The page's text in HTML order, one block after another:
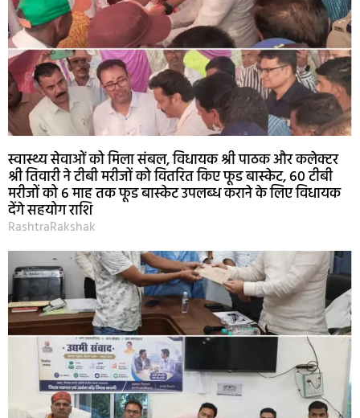
स्वास्थ्य सेवाओं को मिला संबल, विधायक श्री पाठक और कलेक्टर
श्री तिवारी ने टीबी मरीजों को वितरित किए फूड बास्केट, 60 टीबी
मरीजों को 6 माह तक फूड बास्केट उपलब्ध कराने के लिए विधायक
देंगे सहयोग राशि
RashtraRakshak